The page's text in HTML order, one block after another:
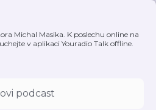
Michal Masika. K poslechu online na
v aplikaci Youradio Talk offline.